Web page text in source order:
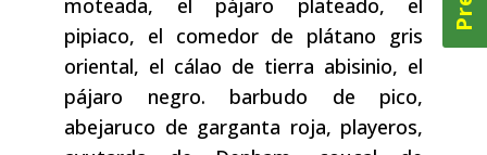
moteada, el pájaro plateado, el
pipiaco, el comedor de plátano gris
oriental, el cálao de tierra abisinio, el
pájaro negro. barbudo de pico,
abejaruco de garganta roja, playeros,